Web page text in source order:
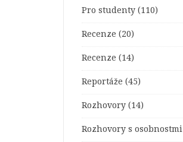
Pro studenty (110)
Recenze (20)
Recenze (14)
Reportáže (45)
Rozhovory (14)
Rozhovory s osobnostmi